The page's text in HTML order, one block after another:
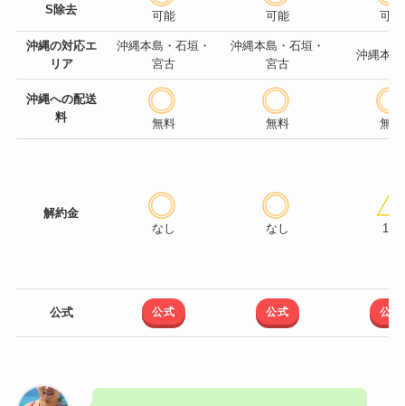
S除去
可能 可能 可能
沖縄の対応エ
リア
沖縄本島・石垣・
宮古
沖縄本島・石垣・
宮古
沖縄本
沖縄への配送
料
無料 無料 無料
解約金
なし
なし 1年
公式 公式 公式 公式